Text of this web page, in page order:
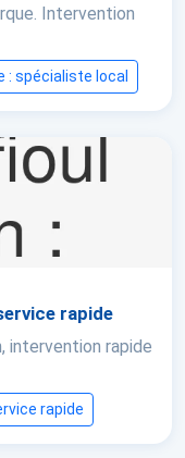
Intervention
: spécialiste local
rapide
intervention rapide
rapide